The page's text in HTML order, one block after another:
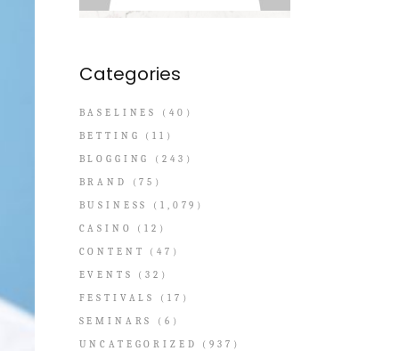
Categories
BASELINES
(40)
BETTING
(11)
BLOGGING
(243)
BRAND
(75)
BUSINESS
(1,079)
CASINO
(12)
CONTENT
(47)
EVENTS
(32)
FESTIVALS
(17)
SEMINARS
(6)
UNCATEGORIZED
(937)